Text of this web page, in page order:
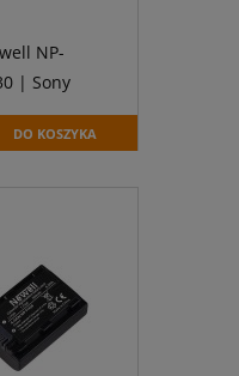
NP-
| Sony
DO KOSZYKA